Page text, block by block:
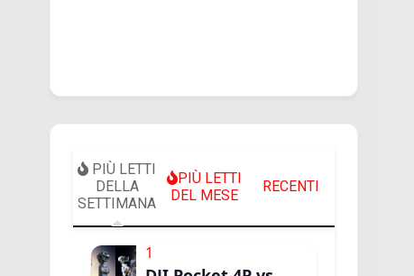
PIÙ LETTI
DELLA
SETTIMANA
PIÙ LETTI
DEL MESE
RECENTI
1